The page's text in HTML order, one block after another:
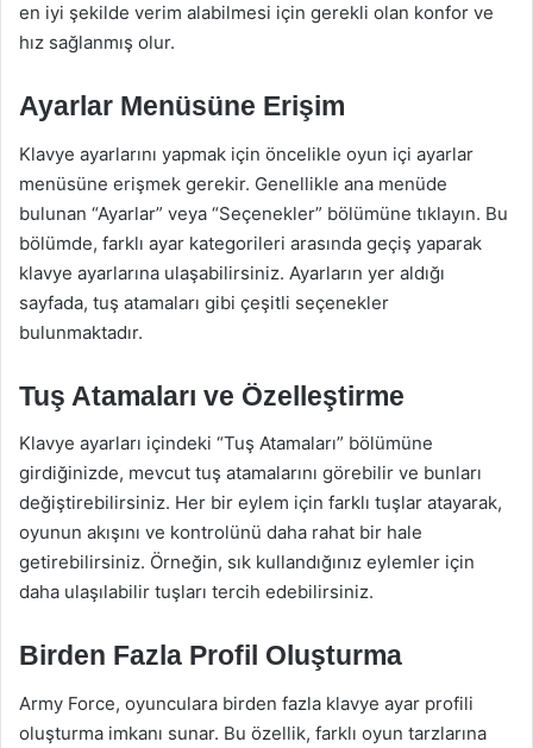
en iyi şekilde verim alabilmesi için gerekli olan konfor ve
hız sağlanmış olur.
Ayarlar Menüsüne Erişim
Klavye ayarlarını yapmak için öncelikle oyun içi ayarlar
menüsüne erişmek gerekir. Genellikle ana menüde
bulunan “Ayarlar” veya “Seçenekler” bölümüne tıklayın. Bu
bölümde, farklı ayar kategorileri arasında geçiş yaparak
klavye ayarlarına ulaşabilirsiniz. Ayarların yer aldığı
sayfada, tuş atamaları gibi çeşitli seçenekler
bulunmaktadır.
Tuş Atamaları ve Özelleştirme
Klavye ayarları içindeki “Tuş Atamaları” bölümüne
girdiğinizde, mevcut tuş atamalarını görebilir ve bunları
değiştirebilirsiniz. Her bir eylem için farklı tuşlar atayarak,
oyunun akışını ve kontrolünü daha rahat bir hale
getirebilirsiniz. Örneğin, sık kullandığınız eylemler için
daha ulaşılabilir tuşları tercih edebilirsiniz.
Birden Fazla Profil Oluşturma
Army Force, oyunculara birden fazla klavye ayar profili
oluşturma imkanı sunar. Bu özellik, farklı oyun tarzlarına